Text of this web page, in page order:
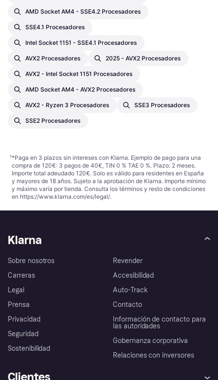
AMD Socket AM4 - SSE4.2 Procesadores
SSE4.1 Procesadores
Intel Socket 1151 - SSE4.1 Procesadores
AVX2 Procesadores 2025 - AVX2 Procesadores
AVX2 - Intel Socket 1151 Procesadores
AMD Socket AM4 - AVX2 Procesadores
AVX2 - Ryzen 3 Procesadores SSE3 Procesadores
SSE2 Procesadores
¹*Paga en 3 plazos sin intereses con Klarna. Ejemplo de pago para una
compra de 120€: 3 pagos de 40€, TIN 0 % TAE 0 %. Plazo: 2 meses.
Importe total adeudado 120€. Solo es válido para residentes en España
y mayores de 18 años. Sujeto a la aprobación de Klarna. Importe mínimo
y máximo varía por tienda. Consulta los términos y resto de condiciones
en https://www.klarna.com/es/legal/.
Klarna
Sobre nosotros
Carreras
Legal
Prensa
Privacidad
Seguridad
Sostenibilidad
Revender
Accesibilidad
Auto-Track
Contacto
Información de contacto para
las autoridades
Gobernanza corporativa
Relaciones con inversores
Clientes